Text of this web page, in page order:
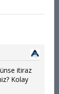
itiraz
Kolay